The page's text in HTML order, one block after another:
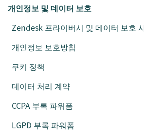
개인정보 및 데이터 보호
Zendesk 프라이버시 및 데이터 보호
개인정보 보호방침
쿠키 정책
데이터 처리 계약
CCPA 부록 파워폼
LGPD 부록 파워폼